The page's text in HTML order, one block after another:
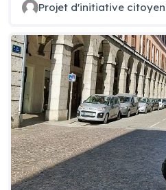
Projet d'initiative